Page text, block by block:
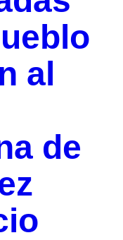
al
de